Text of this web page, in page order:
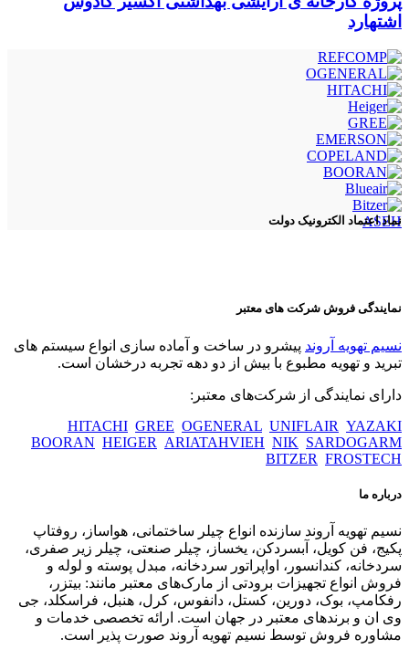
اشتهارد
ASEH
نماد اعتماد الکترونیک دولت
نمایندگی فروش شرکت های معتبر
نسیم تهویه آروند پیشرو در ساخت و آماده سازی انواع سیستم های
تبرید و تهویه مطبوع با بیش از دو دهه تجربه درخشان است.
دارای نمایندگی از شرکت‌های معتبر:
HITACHI GREE OGENERAL UNIFLAIR YAZAKI
BOORAN HEIGER ARIATAHVIEH NIK SARDOGARM
BITZER FROSTECH
درباره ما
نسیم تهویه آروند سازنده انواع چیلر ساختمانی، هواساز، روفتاپ
پکیج، فن کویل، آبسردکن، یخساز، چیلر صنعتی، چیلر زیر صفری،
سردخانه، کندانسور، اواپراتور سردخانه، مبدل پوسته و لوله و
فروش انواع تجهیزات برودتی از مارک‌های معتبر مانند: بیتزر،
رفکامپ، بوک، دورین، کستل، دانفوس، کرل، هنبل، فراسکلد، جی
وی ان و برندهای معتبر در جهان است. ارائه تخصصی خدمات و
مشاوره فروش توسط نسیم تهویه آروند صورت پذیر است.